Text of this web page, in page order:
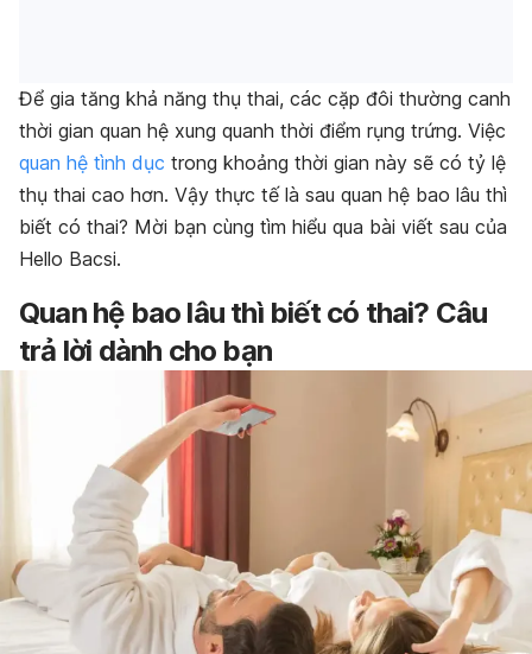
Để gia tăng khả năng thụ thai, các cặp đôi thường canh
thời gian quan hệ xung quanh thời điểm rụng trứng. Việc
quan hệ tình dục trong khoảng thời gian này sẽ có tỷ lệ
thụ thai cao hơn. Vậy thực tế là sau quan hệ bao lâu thì
biết có thai? Mời bạn cùng tìm hiểu qua bài viết sau của
Hello Bacsi.
Quan hệ bao lâu thì biết có thai? Câu
trả lời dành cho bạn